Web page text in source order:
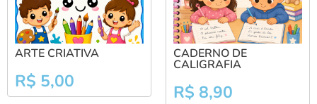
ARTE CRIATIVA
R$ 5,00
CADERNO DE
CALIGRAFIA
R$ 8,90